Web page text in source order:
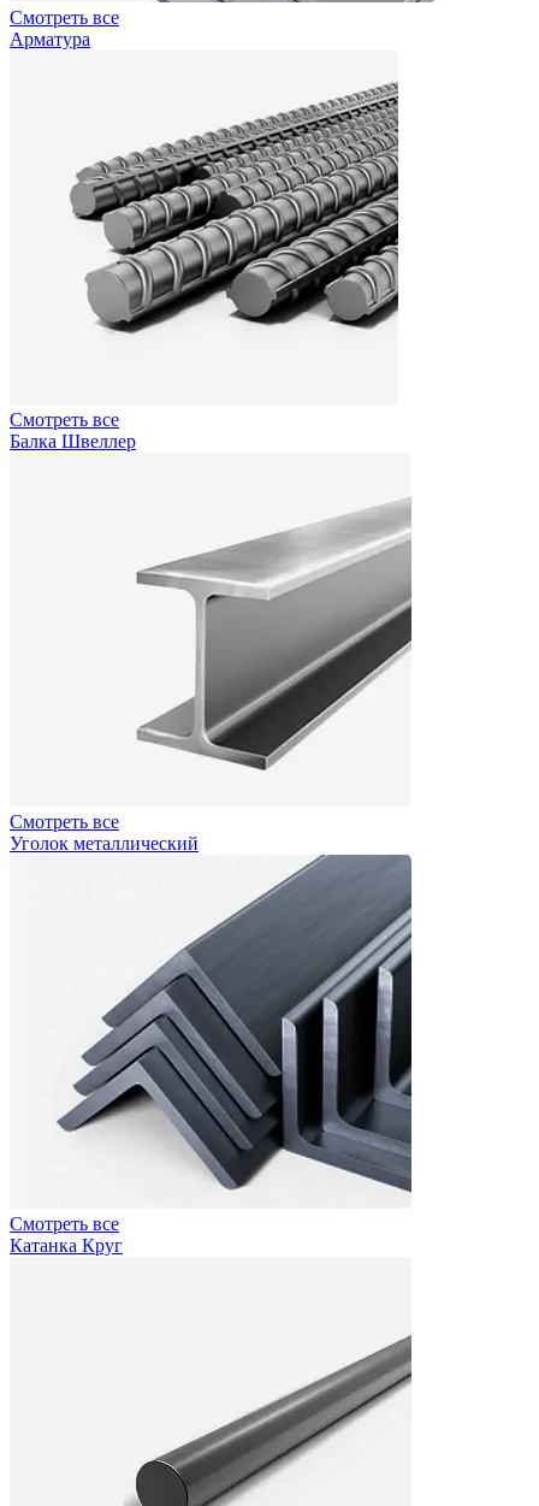
Смотреть все
Арматура
Смотреть все
Балка Швеллер
Смотреть все
Уголок металлический
Смотреть все
Катанка Круг